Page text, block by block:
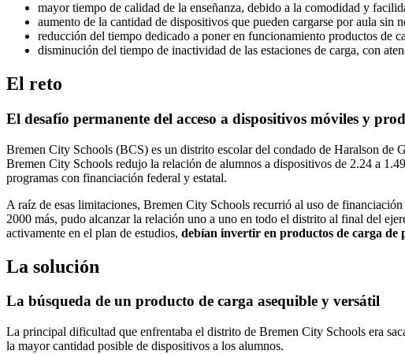
mayor tiempo de calidad de la enseñanza, debido a la comodidad y
aumento de la cantidad de dispositivos que pueden cargarse por aula sin
reducción del tiempo dedicado a poner en funcionamiento productos de
disminución del tiempo de inactividad de las estaciones de carga, con
El reto
El desafío permanente del acceso a dispositivos móviles y
Bremen City Schools (BCS) es un distrito escolar del condado de Haralson de
Bremen City Schools redujo la relación de alumnos a dispositivos de 2.24 a
programas con financiación federal y estatal.
A raíz de esas limitaciones, Bremen City Schools recurrió al uso de
2000 más, pudo alcanzar la relación uno a uno en todo el distrito al final del
activamente en el plan de estudios, debían invertir en productos de carga de
La solución
La búsqueda de un producto de carga asequible y versátil
La principal dificultad que enfrentaba el distrito de Bremen City Schools era
la mayor cantidad posible de dispositivos a los alumnos.